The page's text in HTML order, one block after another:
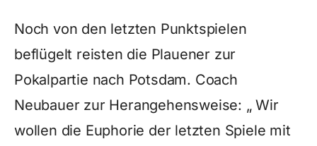
Noch von den letzten Punktspielen
beflügelt reisten die Plauener zur
Pokalpartie nach Potsdam. Coach
Neubauer zur Herangehensweise: „ Wir
wollen die Euphorie der letzten Spiele mit